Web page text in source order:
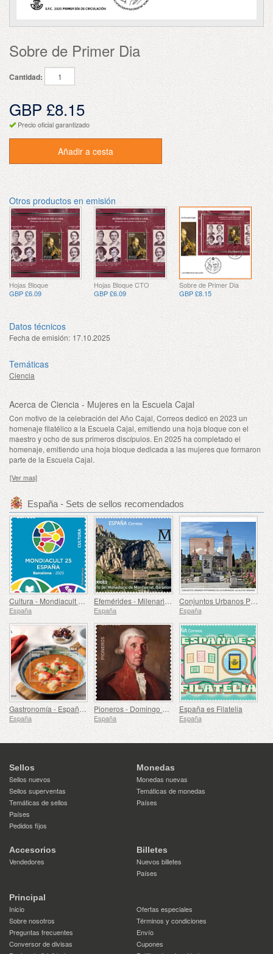
Sobre de Primer Dia
Cantidad:
GBP £8.15
Precio oficial garantizado
Añadir a cesta
Otros productos en emisión
Hojas Bloque
GBP £6.09
Hojas Bloque CTO
GBP £6.09
Sobre de Primer Dia
GBP £8.15
Datos técnicos
Fecha de emisión: 17.10.2025
Temáticas
Ciencia
Acerca de Ciencia - Mujeres en la Escuela Cajal
Con motivo de la celebración del Año Cajal, Correos dedicó en 2023 un
homenaje filatélico a la Escuela Cajal, emitiendo una hoja bloque con el
maestro y ocho de sus primeros discípulos. En 2025 ha completado el
homenaje, emitiendo una hoja bloque dedicada a las mujeres que formaron
parte de la Escuela Cajal.
[Ver mas]
España - Sets de sellos recomendados
Cultura - Mondiacult 25 España, Barcelona
España
Efemérides - Milenario del Monasterio de Montserrat, Barcelona
España
Conjuntos Urbanos Patrimonio de la Humanidad - Alcalá de Henares
España
Gastronomía - España en 19 Platos, Melilla, Rape a la Rusadir
España
Pioneros - Domingo de Bonechea
España
España es Filatelia
España
Sellos
Sellos nuevos
Sellos superventas
Temáticas de sellos
Países
Pedidos fijos
Monedas
Monedas nuevas
Temáticas de monedas
Países
Accesorios
Vendedores
Billetes
Nuevos billetes
Países
Principal
Inicio
Ofertas especiales
Sobre nosotros
Términos y condiciones
Preguntas frecuentes
Envío
Conversor de divisas
Cupones